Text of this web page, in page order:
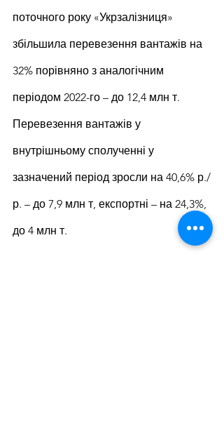
поточного року «Укрзалізниця»
збільшила перевезення вантажів на
32% порівняно з аналогічним
періодом 2022-го – до 12,4 млн т.
Перевезення вантажів у
внутрішньому сполученні у
зазначений період зросли на 40,6% р./
р. – до 7,9 млн т, експортні – на 24,3%,
до 4 млн т.